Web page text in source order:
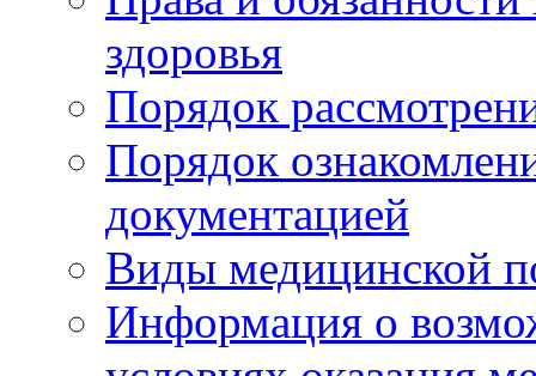
здоровья
Порядок
Порядок
документацией
Виды медицинской
Информация о